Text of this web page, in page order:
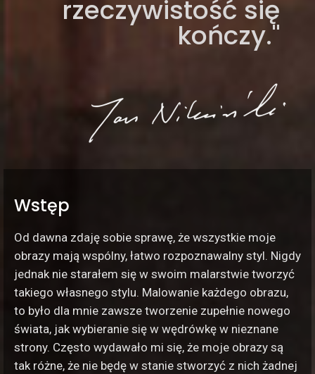
rzeczywistość się
kończy."
Wstęp
Od dawna zdaję sobie sprawę, że wszystkie moje
obrazy mają wspólny, łatwo rozpoznawalny styl. Nigdy
jednak nie starałem się w swoim malarstwie tworzyć
takiego własnego stylu. Malowanie każdego obrazu,
to było dla mnie zawsze tworzenie zupełnie nowego
świata, jak wybieranie się w wędrówkę w nieznane
strony. Często wydawało mi się, że moje obrazy są
tak różne, że nie będę w stanie stworzyć z nich żadnej